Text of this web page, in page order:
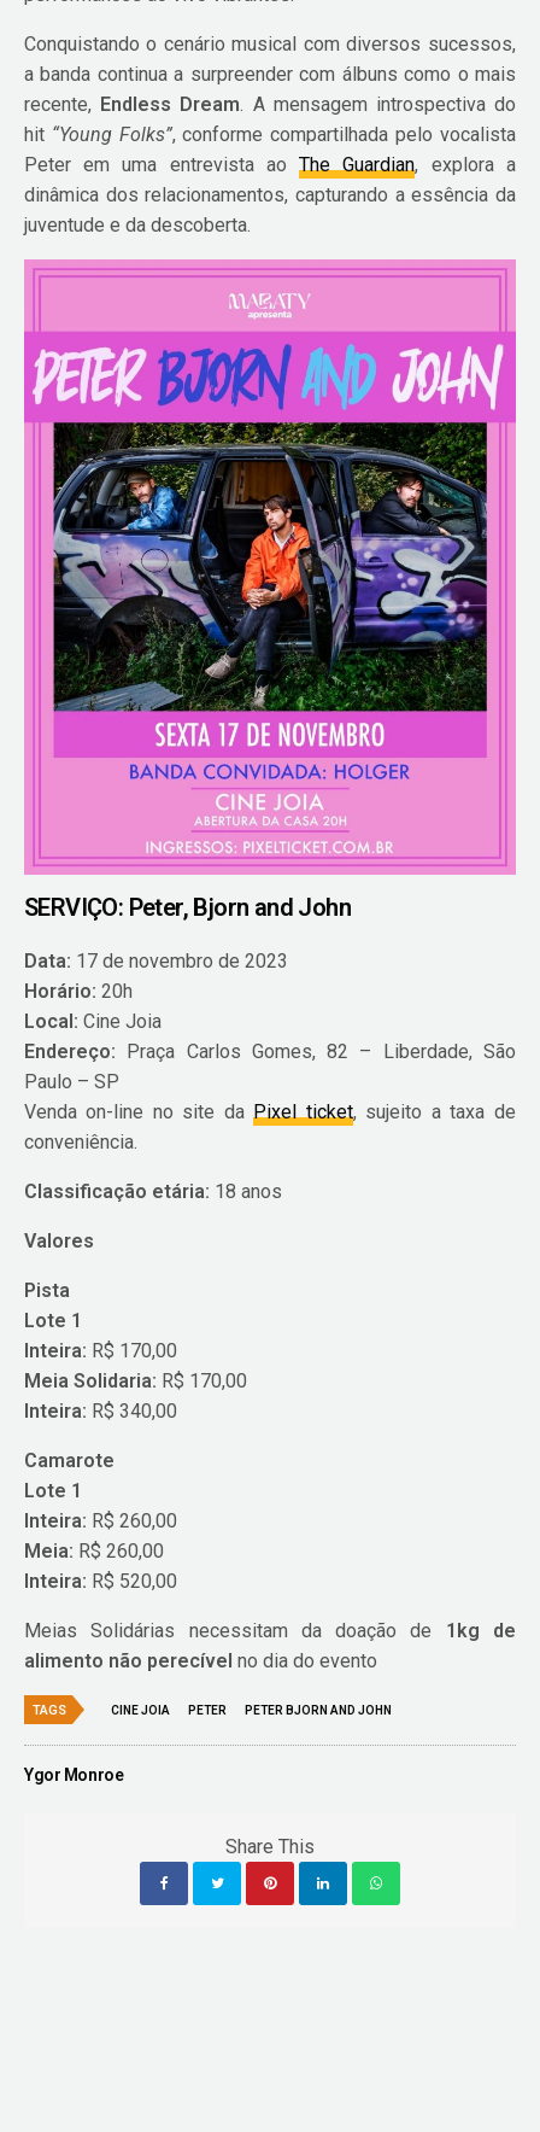
Conquistando o cenário musical com diversos sucessos,
a banda continua a surpreender com álbuns como o mais
recente, Endless Dream. A mensagem introspectiva do
hit “Young Folks”, conforme compartilhada pelo vocalista
Peter em uma entrevista aoThe Guardian, explora a
dinâmica dos relacionamentos, capturando a essência da
juventude e da descoberta.
SERVIÇO: Peter, Bjorn and John
Data: 17 de novembro de 2023
Horário: 20h
Local: Cine Joia
Endereço: Praça Carlos Gomes, 82 – Liberdade, São
Paulo – SP
Venda on-line no site daPixel ticket, sujeito a taxa de
conveniência.
Classificação etária: 18 anos
Valores
Pista
Lote 1
Inteira: R$ 170,00
Meia Solidaria: R$ 170,00
Inteira: R$ 340,00
Camarote
Lote 1
Inteira: R$ 260,00
Meia: R$ 260,00
Inteira: R$ 520,00
Meias Solidárias necessitam da doação de 1kg de
alimento não perecível no dia do evento
TAGS CINE JOIA PETER PETER BJORN AND JOHN
Ygor Monroe
Share This